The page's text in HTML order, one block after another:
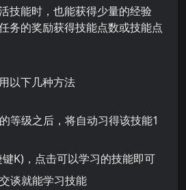
技能时，也能获得少量的经验
务的奖励获得技能点数或技能点
以下几种方法
等级之后，将自动习得该技能1
K)，点击可以学习的技能即可
谈就能学习技能